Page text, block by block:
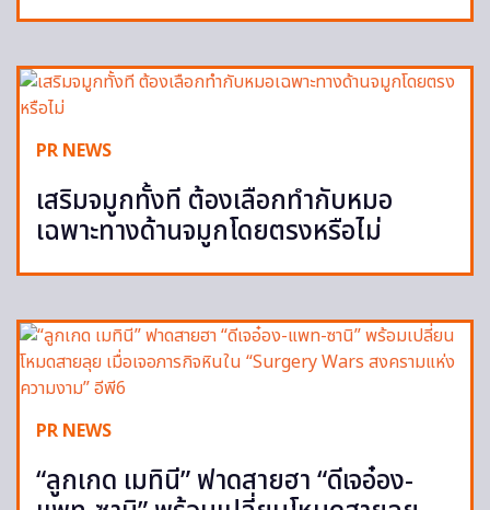
PR NEWS
เสริมจมูกทั้งที ต้องเลือกทำกับหมอ
เฉพาะทางด้านจมูกโดยตรงหรือไม่
PR NEWS
“ลูกเกด เมทินี” ฟาดสายฮา “ดีเจอ๋อง-